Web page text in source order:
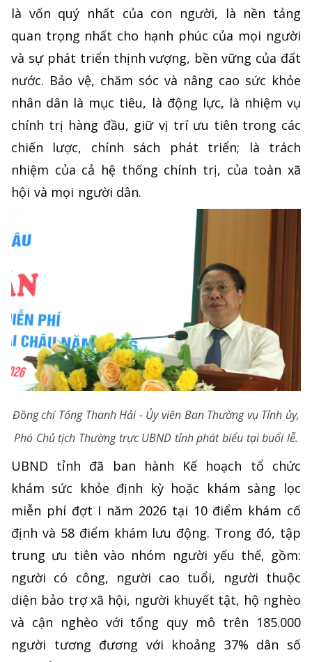
là vốn quý nhất của con người, là nền tảng
quan trọng nhất cho hạnh phúc của mọi người
và sự phát triển thịnh vượng, bền vững của đất
nước. Bảo vệ, chăm sóc và nâng cao sức khỏe
nhân dân là mục tiêu, là động lực, là nhiệm vụ
chính trị hàng đầu, giữ vị trí ưu tiên trong các
chiến lược, chính sách phát triển; là trách
nhiệm của cả hệ thống chính trị, của toàn xã
hội và mọi người dân.
Đồng chí Tống Thanh Hải - Ủy viên Ban Thường vụ Tỉnh ủy,
Phó Chủ tịch Thường trực UBND tỉnh phát biểu tại buổi lễ.
UBND tỉnh đã ban hành Kế hoạch tổ chức
khám sức khỏe định kỳ hoặc khám sàng lọc
miễn phí đợt I năm 2026 tại 10 điểm khám cố
định và 58 điểm khám lưu động. Trong đó, tập
trung ưu tiên vào nhóm người yếu thế, gồm:
người có công, người cao tuổi, người thuộc
diện bảo trợ xã hội, người khuyết tật, hộ nghèo
và cận nghèo với tổng quy mô trên 185.000
người tương đương với khoảng 37% dân số